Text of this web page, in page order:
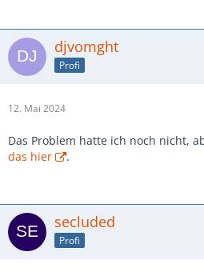
djvomght
Profi
12. Mai 2024
Das Problem hatte ich noch nicht,
das hier
.
secluded
Profi